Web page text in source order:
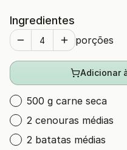
Ingredientes
porções
Adicionar
500 g carne seca
2 cenouras médias
2 batatas médias